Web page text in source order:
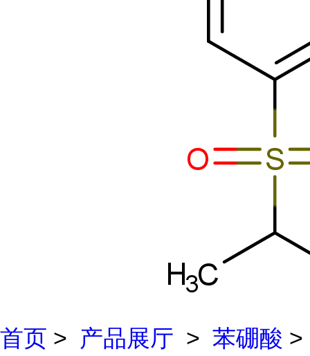
首页 > 产品展厅 > 苯硼酸 >